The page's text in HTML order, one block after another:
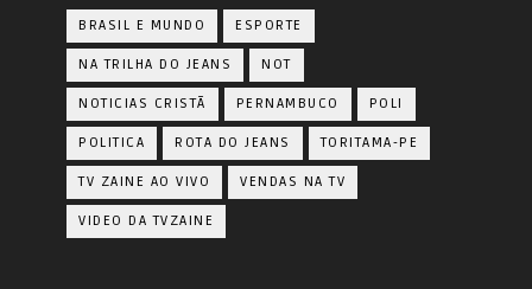
BRASIL E MUNDO ESPORTE
NA TRILHA DO JEANS NOT
NOTICIAS CRISTÃ PERNAMBUCO POLI
POLITICA ROTA DO JEANS TORITAMA-PE
TV ZAINE AO VIVO VENDAS NA TV
VIDEO DA TVZAINE